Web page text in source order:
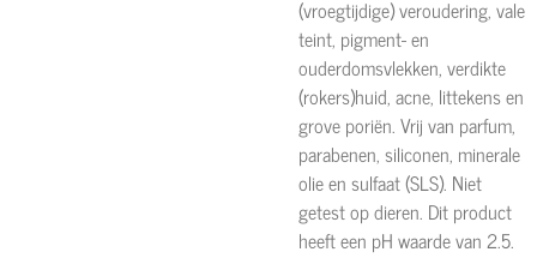
(vroegtijdige) veroudering, vale
teint, pigment- en
ouderdomsvlekken, verdikte
(rokers)huid, acne, littekens en
grove poriën. Vrij van parfum,
parabenen, siliconen, minerale
olie en sulfaat (SLS). Niet
getest op dieren. Dit product
heeft een pH waarde van 2.5.